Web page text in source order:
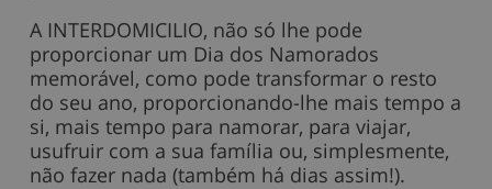
A INTERDOMICILIO, não só lhe pode
proporcionar um Dia dos Namorados
memorável, como pode transformar o resto
do seu ano, proporcionando-lhe mais tempo a
si, mais tempo para namorar, para viajar,
usufruir com a sua família ou, simplesmente,
não fazer nada (também há dias assim!).